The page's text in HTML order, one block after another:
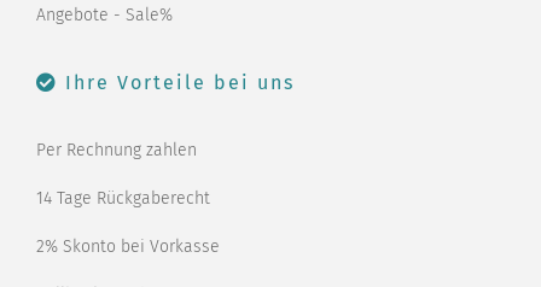
Angebote - Sale%
Ihre Vorteile bei uns
Per Rechnung zahlen
14 Tage Rückgaberecht
2% Skonto bei Vorkasse